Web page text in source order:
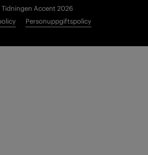
Accent 2026
Personuppgiftspolicy